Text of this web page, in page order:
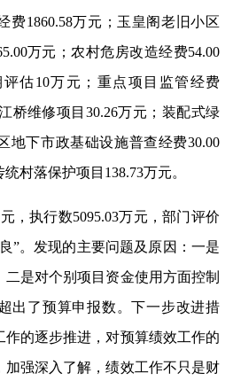
费1860.58万元；玉皇阁老旧小区
万元；农村危房改造经费54.00
估10万元；重点项目监管经费
桥维修项目30.26万元；装配式绿
地下市政基础设施普查经费30.00
村落保护项目138.73万元。
，执行数5095.03万元，部门评价
”。发现的主要问题及原因：一是
是对个别项目资金使用方面控制
出了预算申报数。下一步改进措
的逐步推进，对预算绩效工作的
加强深入了解，绩效工作不只是财